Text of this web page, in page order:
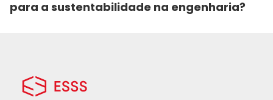
para a sustentabilidade na engenharia?